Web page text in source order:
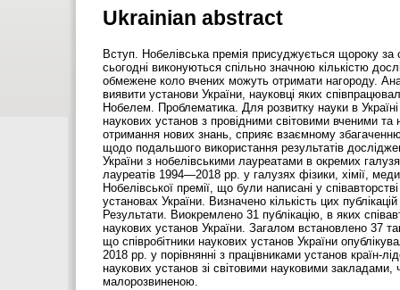
Ukrainian abstract
Вступ. Нобелівська премія присуджується щороку за
сьогодні виконуються спільно значною кількістю
обмежене коло вчених можуть отримати нагороду.
виявити установи України, науковці яких
Нобелем. Проблематика. Для розвитку науки в Україні
наукових установ з провідними світовими вченими
отримання нових знань, сприяє взаємному
щодо подальшого використання результатів
України з нобелівськими лауреатами в окремих
лауреатів 1994—2018 рр. у галузях фізики, хімії,
Нобелівської премії, що були написані у
установах України. Визначено кількість цих
Результати. Виокремлено 31 публікацію, в яких
наукових установ України. Загалом встановлено 37
що співробітники наукових установ України
2018 рр. у порівнянні з працівниками установ країн-
наукових установ зі світовими науковими
малорозвиненою.